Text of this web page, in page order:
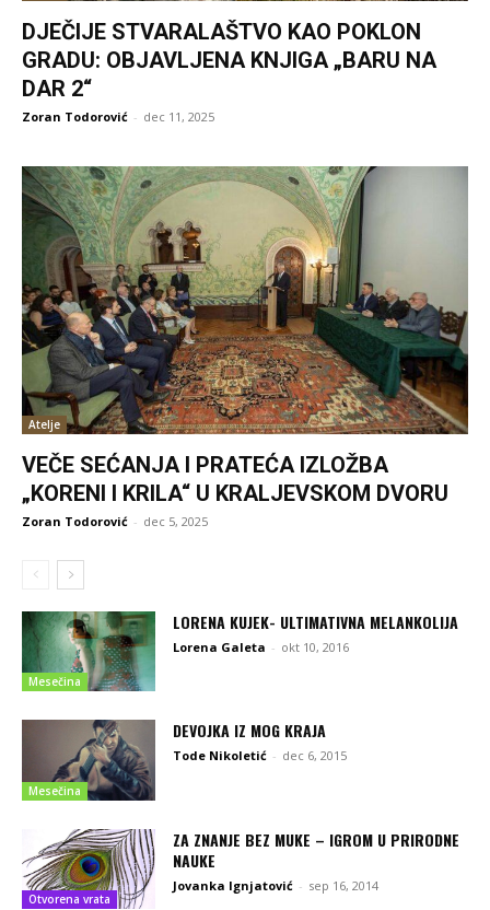
DJEČIJE STVARALAŠTVO KAO POKLON
GRADU: OBJAVLJENA KNJIGA „BARU NA
DAR 2“
Zoran Todorović - dec 11, 2025
Atelje
VEČE SEĆANJA I PRATEĆA IZLOŽBA
„KORENI I KRILA“ U KRALJEVSKOM DVORU
Zoran Todorović - dec 5, 2025
Mesečina
LORENA KUJEK- ULTIMATIVNA MELANKOLIJA
Lorena Galeta - okt 10, 2016
Mesečina
DEVOJKA IZ MOG KRAJA
Tode Nikoletić - dec 6, 2015
Otvorena vrata
ZA ZNANJE BEZ MUKE – IGROM U PRIRODNE
NAUKE
Jovanka Ignjatović - sep 16, 2014